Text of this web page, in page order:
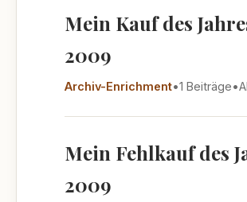
Mein Kauf des
2009
Archiv-Enrichment•1 Beiträge•
Mein Fehlkauf des
2009